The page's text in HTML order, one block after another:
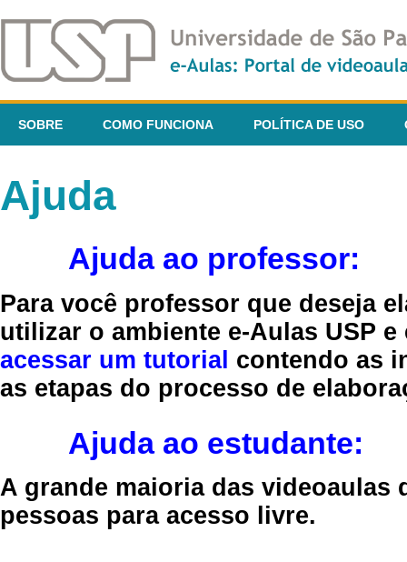
SOBRE COMO FUNCIONA POLÍTICA DE USO
Ajuda
Ajuda ao professor:
Para você professor que deseja
utilizar o ambiente e-Aulas USP
acessar um tutorial contendo as
as etapas do processo de
Ajuda ao estudante:
A grande maioria das videoaulas
pessoas para acesso livre.